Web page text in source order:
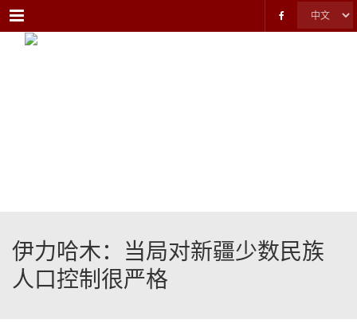
Menu
伊力哈木：当局对新疆少数民族
人口控制很严格